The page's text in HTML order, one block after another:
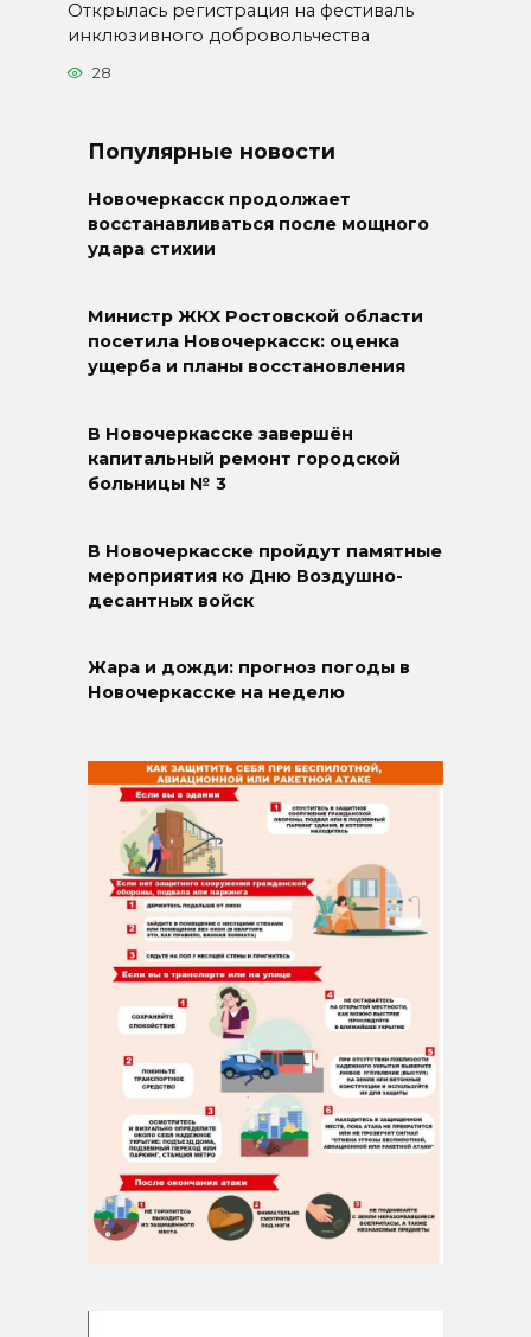
Открылась регистрация на фестиваль
инклюзивного добровольчества
28
Популярные новости
Новочеркасск продолжает
восстанавливаться после мощного
удара стихии
Министр ЖКХ Ростовской области
посетила Новочеркасск: оценка
ущерба и планы восстановления
В Новочеркасске завершён
капитальный ремонт городской
больницы № 3
В Новочеркасске пройдут памятные
мероприятия ко Дню Воздушно-
десантных войск
Жара и дожди: прогноз погоды в
Новочеркасске на неделю